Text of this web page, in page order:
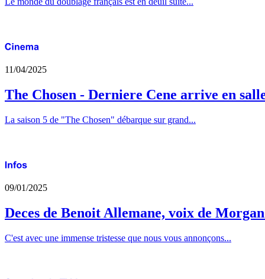
11/04/2025
The Chosen - Derniere Cene arrive en
La saison 5 de "The Chosen" débarque sur grand...
09/01/2025
Deces de Benoit Allemane, voix de
C'est avec une immense tristesse que nous vous annonçons...